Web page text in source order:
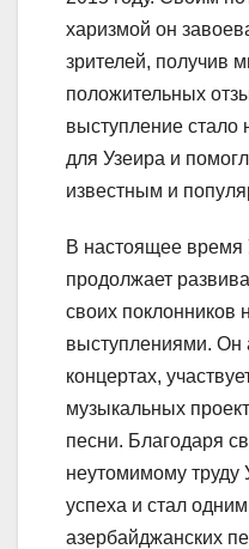
харизмой он
зрителей, получив
положительных
выступление
для Узеира и
известным и
В настоящее время
продолжает
своих поклонников
выступлениями. Он
концертах,
музыкальных
песни. Благодаря
неутомимому труду
успеха и стал
азербайджанских